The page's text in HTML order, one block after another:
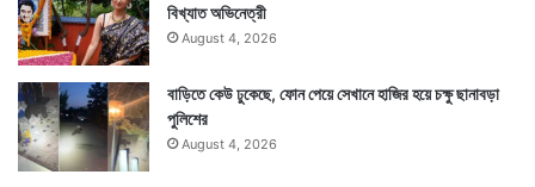
বিখ্যাত অভিনেত্রী
August 4, 2026
বাড়িতে কেউ ঢুকেছে, ফোন পেয়ে সেখানে হাজির হয়ে চক্ষু ছানাবড়া
পুলিশের
August 4, 2026